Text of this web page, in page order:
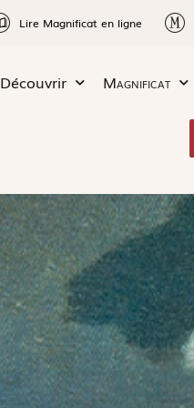
Lire Magnificat en ligne
Découvrir Magnificat